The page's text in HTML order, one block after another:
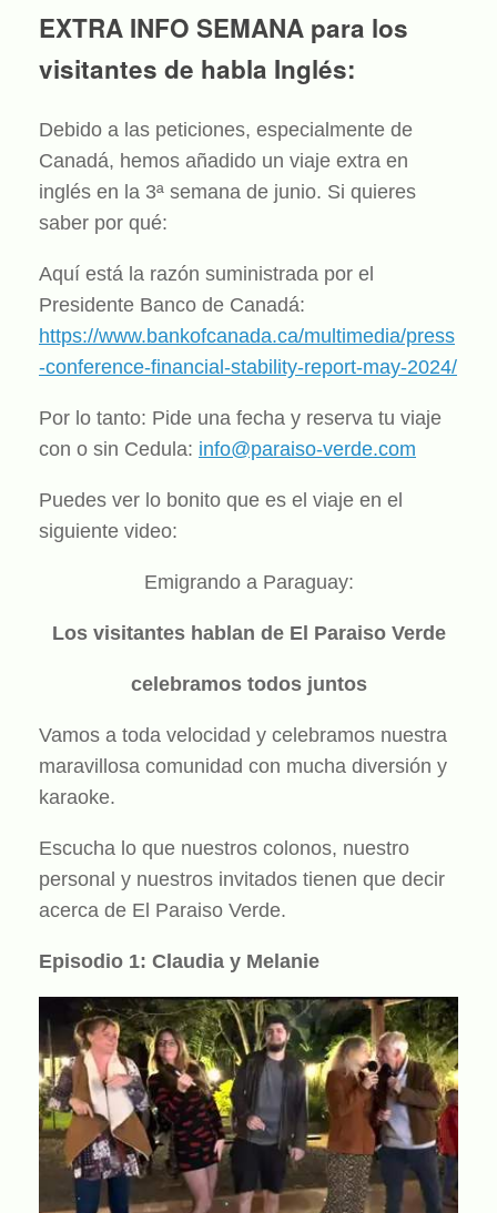
EXTRA INFO SEMANA para los
visitantes de habla Inglés:
Debido a las peticiones, especialmente de
Canadá, hemos añadido un viaje extra en
inglés en la 3ª semana de junio. Si quieres
saber por qué:
Aquí está la razón suministrada por el
Presidente Banco de Canadá:
https://www.bankofcanada.ca/multimedia/press
-conference-financial-stability-report-may-2024/
Por lo tanto: Pide una fecha y reserva tu viaje
con o sin Cedula: info@paraiso-verde.com
Puedes ver lo bonito que es el viaje en el
siguiente video:
Emigrando a Paraguay:
Los visitantes hablan de El Paraiso Verde
celebramos todos juntos
Vamos a toda velocidad y celebramos nuestra
maravillosa comunidad con mucha diversión y
karaoke.
Escucha lo que nuestros colonos, nuestro
personal y nuestros invitados tienen que decir
acerca de El Paraiso Verde.
Episodio 1: Claudia y Melanie